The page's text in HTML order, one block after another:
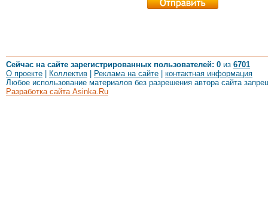
Сейчас на сайте зарегистрированных пользователей: 0 из 6701
О проекте
Коллектив Реклама на сайте
контактная информация
Любое использование материалов без разрешения автора сайта
Разработка сайта Asinka.Ru